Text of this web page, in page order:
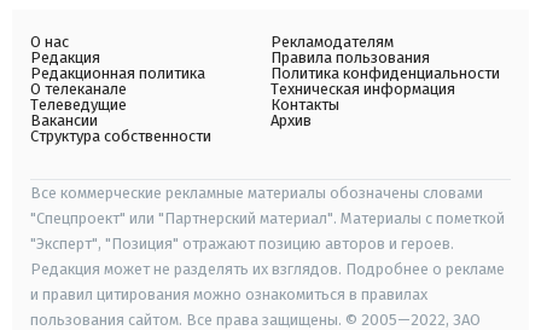
О нас
Редакция
Редакционная политика
О телеканале
Телеведущие
Вакансии
Структура собственности
Рекламодателям
Правила пользования
Политика конфиденциальности
Техническая информация
Контакты
Архив
Все коммерческие рекламные материалы обозначены словами
"Спецпроект" или "Партнерский материал". Материалы с пометкой
"Эксперт", "Позиция" отражают позицию авторов и героев.
Редакция может не разделять их взглядов. Подробнее о рекламе
и правил цитирования можно ознакомиться в правилах
пользования сайтом. Все права защищены. © 2005—2022, ЗАО